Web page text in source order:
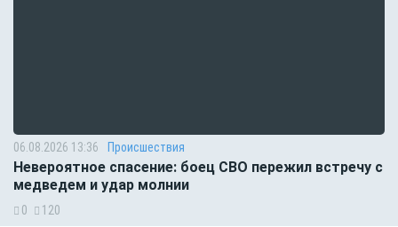
06.08.2026 13:36 Происшествия
Невероятное спасение: боец СВО пережил встречу с
медведем и удар молнии
0 120